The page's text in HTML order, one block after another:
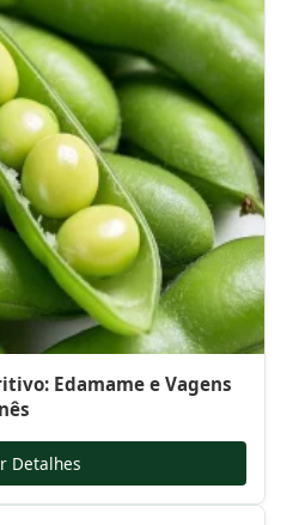
Edamame e Vagens
Detalhes